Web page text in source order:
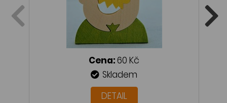
Cena:60 Kč
Skladem
DETAIL